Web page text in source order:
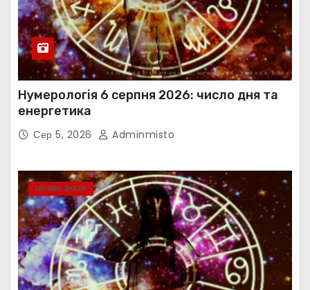
Нумерологія 6 серпня 2026: число дня та
енергетика
Сер 5, 2026 Adminmisto
ЦІКАВО ЗНАТИ